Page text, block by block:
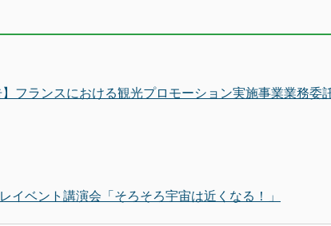
フランスにおける観光プロモーション実施事業業務委
ベント講演会「そろそろ宇宙は近くなる！」